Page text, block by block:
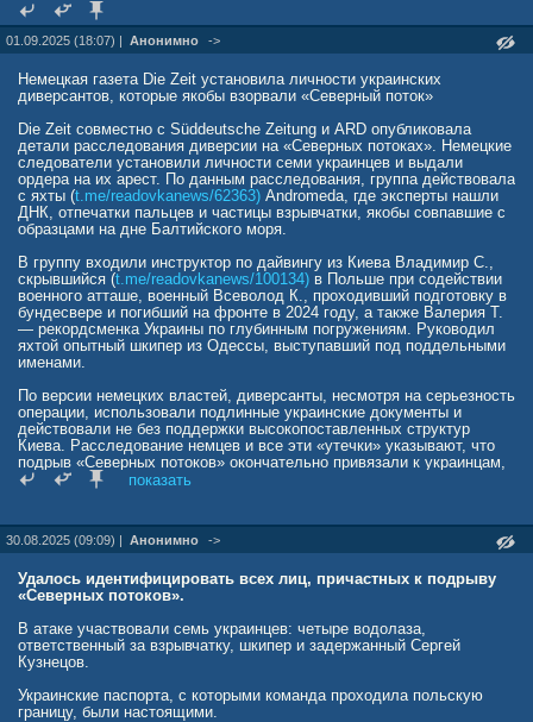
01.09.2025 (18:07) | Анонимно ->
Немецкая газета Die Zeit установила личности украинских
диверсантов, которые якобы взорвали «Северный поток»
Die Zeit совместно с Süddeutsche Zeitung и ARD опубликовала
детали расследования диверсии на «Северных потоках». Немецкие
следователи установили личности семи украинцев и выдали
ордера на их арест. По данным расследования, группа действовала
с яхты (t.me/readovkanews/62363) Andromeda, где эксперты нашли
ДНК, отпечатки пальцев и частицы взрывчатки, якобы совпавшие с
образцами на дне Балтийского моря.
В группу входили инструктор по дайвингу из Киева Владимир С.,
скрывшийся (t.me/readovkanews/100134) в Польше при содействии
военного атташе, военный Всеволод К., проходивший подготовку в
бундесвере и погибший на фронте в 2024 году, а также Валерия Т.
— рекордсменка Украины по глубинным погружениям. Руководил
яхтой опытный шкипер из Одессы, выступавший под поддельными
именами.
По версии немецких властей, диверсанты, несмотря на серьезность
операции, использовали подлинные украинские документы и
действовали не без поддержки высокопоставленных структур
Киева. Расследование немцев и все эти «утечки» указывают, что
подрыв «Северных потоков» окончательно привязали к украинцам,
а про основную версию (
t.me/readovkanews/100312
показать
30.08.2025 (09:09) | Анонимно ->
Удалось идентифицировать всех лиц, причастных к подрыву
«Северных потоков».
В атаке участвовали семь украинцев: четыре водолаза,
ответственный за взрывчатку, шкипер и задержанный Сергей
Кузнецов.
Украинские паспорта, с которыми команда проходила польскую
границу, были настоящими.